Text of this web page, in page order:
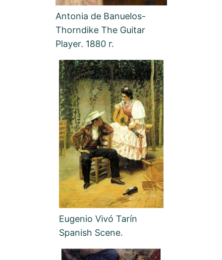
Antonia de Banuelos-
Thorndike The Guitar
Player. 1880 г.
Eugenio Vivó Tarín
Spanish Scene.